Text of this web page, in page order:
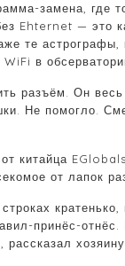
замена, где
Ehternet — это
те
в
разъём. Он
Не помогло.
китайца
от лапок
принёс-